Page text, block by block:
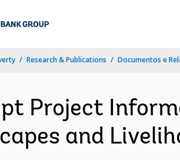
Research & Publications Documentos e
Project
and